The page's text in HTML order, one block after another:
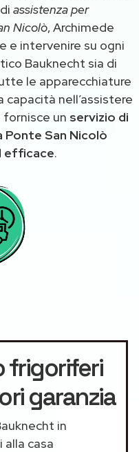
assistenza per
Nicolò, Archimede
e intervenire su ogni
Bauknecht sia di
le apparecchiature
capacità nell’assistere
fornisce un servizio di
Ponte San Nicolò
efficace.
frigoriferi
garanzia
in
casa